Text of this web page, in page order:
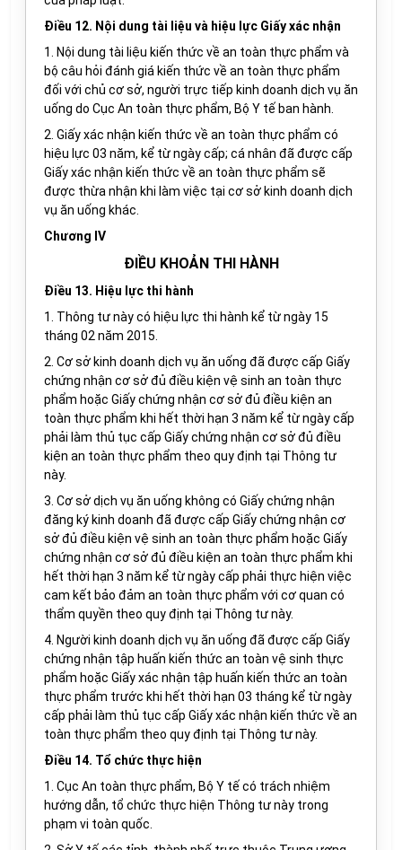
Điều 12. Nội dung tài liệu và hiệu lực Giấy xác nhận
1. Nội dung tài liệu kiến thức về an toàn thực phẩm và
bộ câu hỏi đánh giá kiến thức về an toàn thực phẩm
đối với chủ cơ sở, người trực tiếp kinh doanh dịch vụ ăn
uống do Cục An toàn thực phẩm, Bộ Y tế ban hành.
2. Giấy xác nhận kiến thức về an toàn thực phẩm có
hiệu lực 03 năm, kể từ ngày cấp; cá nhân đã được cấp
Giấy xác nhận kiến thức về an toàn thực phẩm sẽ
được thừa nhận khi làm việc tại cơ sở kinh doanh dịch
vụ ăn uống khác.
Chương IV
ĐIỀU KHOẢN THI HÀNH
Điều 13. Hiệu lực thi hành
1. Thông tư này có hiệu lực thi hành kể từ ngày 15
tháng 02 năm 2015.
2. Cơ sở kinh doanh dịch vụ ăn uống đã được cấp Giấy
chứng nhận cơ sở đủ điều kiện vệ sinh an toàn thực
phẩm hoặc Giấy chứng nhận cơ sở đủ điều kiện an
toàn thực phẩm khi hết thời hạn 3 năm kể từ ngày cấp
phải làm thủ tục cấp Giấy chứng nhận cơ sở đủ điều
kiện an toàn thực phẩm theo quy định tại Thông tư
này.
3. Cơ sở dịch vụ ăn uống không có Giấy chứng nhận
đăng ký kinh doanh đã được cấp Giấy chứng nhận cơ
sở đủ điều kiện vệ sinh an toàn thực phẩm hoặc Giấy
chứng nhận cơ sở đủ điều kiện an toàn thực phẩm khi
hết thời hạn 3 năm kể từ ngày cấp phải thực hiện việc
cam kết bảo đảm an toàn thực phẩm với cơ quan có
thẩm quyền theo quy định tại Thông tư này.
4. Người kinh doanh dịch vụ ăn uống đã được cấp Giấy
chứng nhận tập huấn kiến thức an toàn vệ sinh thực
phẩm hoặc Giấy xác nhận tập huấn kiến thức an toàn
thực phẩm trước khi hết thời hạn 03 tháng kể từ ngày
cấp phải làm thủ tục cấp Giấy xác nhận kiến thức về an
toàn thực phẩm theo quy định tại Thông tư này.
Điều 14. Tổ chức thực hiện
1. Cục An toàn thực phẩm, Bộ Y tế có trách nhiệm
hướng dẫn, tổ chức thực hiện Thông tư này trong
phạm vi toàn quốc.